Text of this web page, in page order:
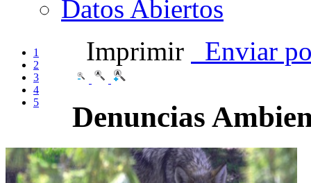
Datos Abiertos
1
2
3
4
5
Imprimir Enviar
Denuncias